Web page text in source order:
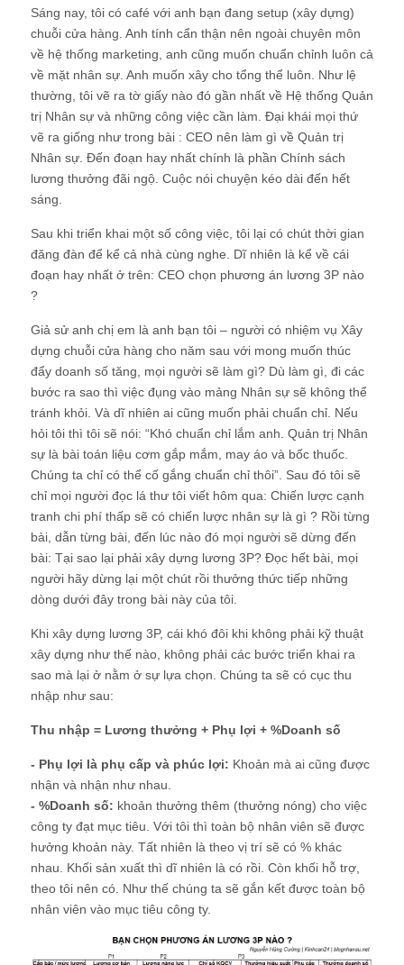
Sáng nay, tôi có café với anh bạn đang setup (xây dựng)
chuỗi cửa hàng. Anh tính cẩn thận nên ngoài chuyên môn
về hệ thống marketing, anh cũng muốn chuẩn chỉnh luôn cả
về mặt nhân sự. Anh muốn xây cho tổng thể luôn. Như lệ
thường, tôi vẽ ra tờ giấy nào đó gần nhất về Hệ thống Quản
trị Nhân sự và những công việc cần làm. Đại khái mọi thứ
vẽ ra giống như trong bài : CEO nên làm gì về Quản trị
Nhân sự. Đến đoạn hay nhất chính là phần Chính sách
lương thưởng đãi ngộ. Cuộc nói chuyện kéo dài đến hết
sáng.
Sau khi triển khai một số công việc, tôi lại có chút thời gian
đăng đàn để kể cả nhà cùng nghe. Dĩ nhiên là kể về cái
đoạn hay nhất ở trên: CEO chọn phương án lương 3P nào
?
Giả sử anh chị em là anh bạn tôi – người có nhiệm vụ Xây
dựng chuỗi cửa hàng cho năm sau với mong muốn thúc
đẩy doanh số tăng, mọi người sẽ làm gì? Dù làm gì, đi các
bước ra sao thì việc đụng vào mảng Nhân sự sẽ không thể
tránh khỏi. Và dĩ nhiên ai cũng muốn phải chuẩn chỉ. Nếu
hỏi tôi thì tôi sẽ nói: “Khó chuẩn chỉ lắm anh. Quản trị Nhân
sự là bài toán liệu cơm gắp mắm, may áo và bốc thuốc.
Chúng ta chỉ có thể cố gắng chuẩn chỉ thôi”. Sau đó tôi sẽ
chỉ mọi người đọc lá thư tôi viết hôm qua: Chiến lược cạnh
tranh chi phí thấp sẽ có chiến lược nhân sự là gì ? Rồi từng
bài, dẫn từng bài, đến lúc nào đó mọi người sẽ dừng đến
bài: Tại sao lại phải xây dựng lương 3P? Đọc hết bài, mọi
người hãy dừng lại một chút rồi thưởng thức tiếp những
dòng dưới đây trong bài này của tôi.
Khi xây dựng lương 3P, cái khó đôi khi không phải kỹ thuật
xây dựng như thế nào, không phải các bước triển khai ra
sao mà lại ở nằm ở sự lựa chọn. Chúng ta sẽ có cục thu
nhập như sau:
Thu nhập = Lương thưởng + Phụ lợi + %Doanh số
- Phụ lợi là phụ cấp và phúc lợi: Khoản mà ai cũng được
nhận và nhận như nhau.
- %Doanh số: khoản thưởng thêm (thưởng nóng) cho việc
công ty đạt mục tiêu. Với tôi thì toàn bộ nhân viên sẽ được
hưởng khoản này. Tất nhiên là theo vị trí sẽ có % khác
nhau. Khối sản xuất thì dĩ nhiên là có rồi. Còn khối hỗ trợ,
theo tôi nên có. Như thế chúng ta sẽ gắn kết được toàn bộ
nhân viên vào mục tiêu công ty.